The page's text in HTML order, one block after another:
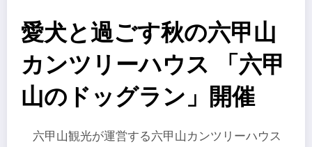
愛犬と過ごす秋の六甲山
カンツリーハウス 「六甲
山のドッグラン」開催
六甲山観光が運営する六甲山カンツリーハウス